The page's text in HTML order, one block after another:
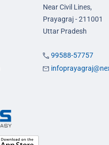
Near Civil Lines,
Prayagraj - 211001
Uttar Pradesh
99588-57757